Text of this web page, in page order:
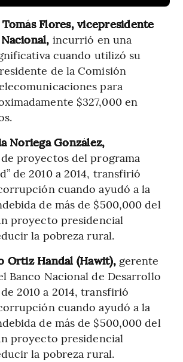
Flores, vicepresidente
incurrió en una
cuando utilizó su
de la Comisión
para
$327,000 en
Noriega González,
proyectos del programa
de 2010 a 2014, transfirió
cuando ayudó a la
de más de $500,000 del
proyecto presidencial
la pobreza rural.
Ortiz Handal (Hawit),gerente
Banco Nacional de Desarrollo
2010 a 2014, transfirió
cuando ayudó a la
de más de $500,000 del
proyecto presidencial
la pobreza rural.